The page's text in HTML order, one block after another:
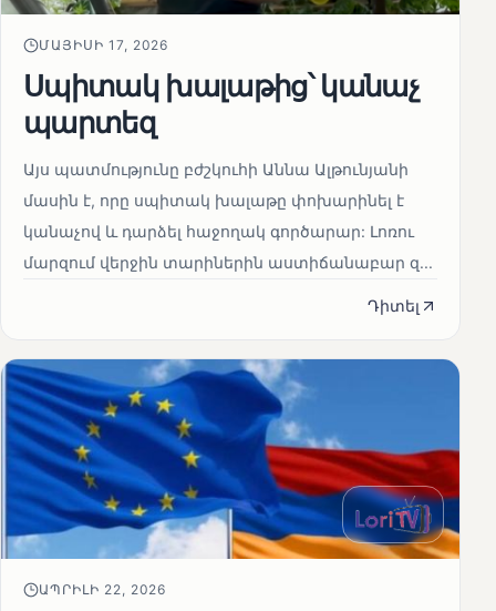
ՄԱՅԻՍԻ 17, 2026
Սպիտակ խալաթից՝ կանաչ
պարտեզ
Այս պատմությունը բժշկուհի Աննա Ալթունյանի
մասին է, որը սպիտակ խալաթը փոխարինել է
կանաչով և դարձել հաջողակ գործարար: Լոռու
մարզում վերջին տարիներին աստիճանաբար զ...
Դիտել
ԱՊՐԻԼԻ 22, 2026